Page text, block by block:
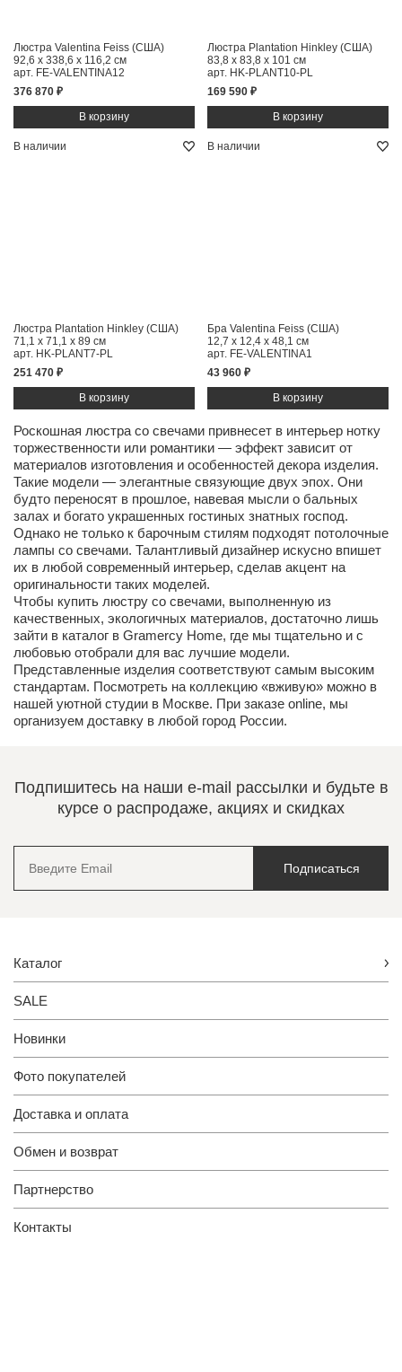
Люстра Valentina Feiss (США)
92,6 x 338,6 x 116,2 см
арт. FE-VALENTINA12
376 870 ₽
Люстра Plantation Hinkley (США)
83,8 x 83,8 x 101 см
арт. HK-PLANT10-PL
169 590 ₽
В наличии
Люстра Plantation Hinkley (США)
71,1 x 71,1 x 89 см
арт. HK-PLANT7-PL
251 470 ₽
В наличии
Бра Valentina Feiss (США)
12,7 x 12,4 x 48,1 см
арт. FE-VALENTINA1
43 960 ₽
Роскошная люстра со свечами привнесет в интерьер нотку
торжественности или романтики — эффект зависит от
материалов изготовления и особенностей декора изделия.
Такие модели — элегантные связующие двух эпох. Они
будто переносят в прошлое, навевая мысли о бальных
залах и богато украшенных гостиных знатных господ.
Однако не только к барочным стилям подходят потолочные
лампы со свечами. Талантливый дизайнер искусно впишет
их в любой современный интерьер, сделав акцент на
оригинальности таких моделей.
Чтобы купить люстру со свечами, выполненную из
качественных, экологичных материалов, достаточно лишь
зайти в каталог в Gramercy Home, где мы тщательно и с
любовью отобрали для вас лучшие модели.
Представленные изделия соответствуют самым высоким
стандартам. Посмотреть на коллекцию «вживую» можно в
нашей уютной студии в Москве. При заказе online, мы
организуем доставку в любой город России.
Подпишитесь на наши e-mail рассылки и будьте в
курсе о распродаже, акциях и скидках
Подписаться
Каталог
SALE
Новинки
Фото покупателей
Доставка и оплата
Обмен и возврат
Партнерство
Контакты